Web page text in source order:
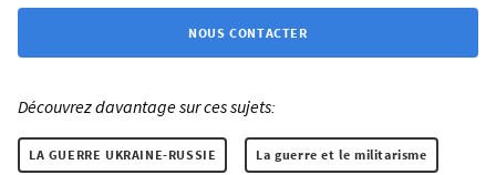
NOUS CONTACTER
Découvrez davantage sur ces sujets:
LA GUERRE UKRAINE-RUSSIE La guerre et le militarisme